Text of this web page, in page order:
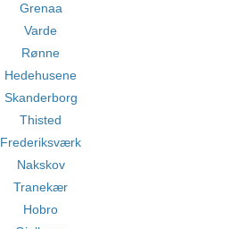
Grenaa
Varde
Rønne
Hedehusene
Skanderborg
Thisted
Frederiksværk
Nakskov
Tranekær
Hobro